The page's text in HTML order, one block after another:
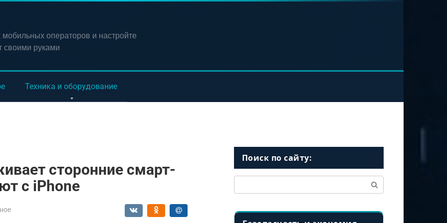
мобильных операторов и настройте
своими руками
Техника и оборудование
сторонние смарт-
с iPhone
Поиск по сайту: